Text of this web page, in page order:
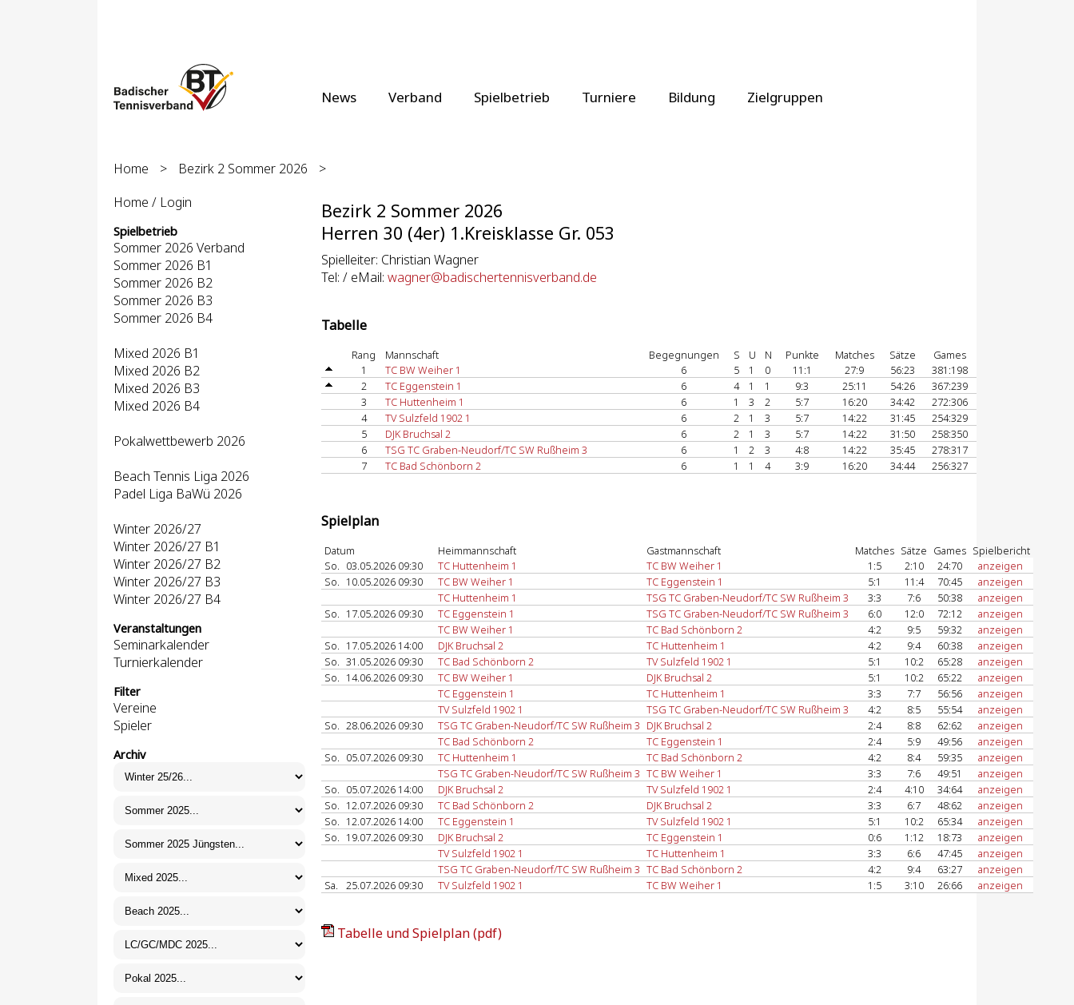
News Verband Spielbetrieb Turniere Bildung Zielgruppen
Home > Bezirk 2 Sommer 2026
>
Home / Login
Spielbetrieb
Sommer 2026 Verband
Sommer 2026 B1
Sommer 2026 B2
Sommer 2026 B3
Sommer 2026 B4
Mixed 2026 B1
Mixed 2026 B2
Mixed 2026 B3
Mixed 2026 B4
Pokalwettbewerb 2026
Beach Tennis Liga 2026
Padel Liga BaWü 2026
Winter 2026/27
Winter 2026/27 B1
Winter 2026/27 B2
Winter 2026/27 B3
Winter 2026/27 B4
Veranstaltungen
Seminarkalender
Turnierkalender
Filter
Vereine
Spieler
Archiv
Bezirk 2 Sommer 2026
Herren 30 (4er) 1.Kreisklasse Gr. 053
Spielleiter: Christian Wagner
Tel: / eMail: wagner@badischertennisverband.de
Tabelle
Rang Mannschaft Begegnungen S U N Punkte Matches Sätze
Games
1
TC BW Weiher 1 6 5 1 0 11:1 27:9 56:23
381:198
2
TC Eggenstein 1 6 4 1 1 9:3 25:11 54:26
367:239
3
TC Huttenheim 1 6 1 3 2 5:7 16:20 34:42
272:306
4
TV Sulzfeld 1902 1 6 2 1 3 5:7 14:22 31:45
254:329
5
DJK Bruchsal 2 6 2 1 3 5:7 14:22 31:50
258:350
6
TSG TC Graben-Neudorf/TC SW Rußheim 3 6 1 2 3 4:8 14:22 35:45
278:317
7
TC Bad Schönborn 2 6 1 1 4 3:9 16:20 34:44 256:327
Spielplan
Datum Heimmannschaft Gastmannschaft Matches Sätze Games Spielbericht
So. 03.05.2026 09:30 TC Huttenheim 1 TC BW Weiher 1 1:5 2:10 24:70
anzeigen
So. 10.05.2026 09:30 TC BW Weiher 1 TC Eggenstein 1 5:1 11:4 70:45
anzeigen
TC Huttenheim 1
TSG TC Graben-Neudorf/TC SW Rußheim 3 3:3 7:6 50:38
anzeigen
So. 17.05.2026 09:30 TC Eggenstein 1 TSG TC Graben-Neudorf/TC SW Rußheim 3 6:0 12:0 72:12
anzeigen
TC BW Weiher 1
TC Bad Schönborn 2 4:2 9:5 59:32
anzeigen
So. 17.05.2026 14:00 DJK Bruchsal 2 TC Huttenheim 1 4:2 9:4 60:38
anzeigen
So. 31.05.2026 09:30 TC Bad Schönborn 2 TV Sulzfeld 1902 1 5:1 10:2 65:28
anzeigen
So. 14.06.2026 09:30 TC BW Weiher 1 DJK Bruchsal 2 5:1 10:2 65:22
anzeigen
TC Eggenstein 1
TC Huttenheim 1 3:3 7:7 56:56
anzeigen
TV Sulzfeld 1902 1
TSG TC Graben-Neudorf/TC SW Rußheim 3 4:2 8:5 55:54
anzeigen
So. 28.06.2026 09:30 TSG TC Graben-Neudorf/TC SW Rußheim 3 DJK Bruchsal 2 2:4 8:8 62:62
anzeigen
TC Bad Schönborn 2
TC Eggenstein 1 2:4 5:9 49:56
anzeigen
So. 05.07.2026 09:30 TC Huttenheim 1 TC Bad Schönborn 2 4:2 8:4 59:35
anzeigen
TSG TC Graben-Neudorf/TC SW Rußheim 3 TC BW Weiher 1 3:3 7:6 49:51
anzeigen
So. 05.07.2026 14:00 DJK Bruchsal 2 TV Sulzfeld 1902 1 2:4 4:10 34:64
anzeigen
So. 12.07.2026 09:30 TC Bad Schönborn 2 DJK Bruchsal 2 3:3 6:7 48:62
anzeigen
So. 12.07.2026 14:00 TC Eggenstein 1 TV Sulzfeld 1902 1 5:1 10:2 65:34
anzeigen
So. 19.07.2026 09:30 DJK Bruchsal 2 TC Eggenstein 1 0:6 1:12 18:73
anzeigen
TV Sulzfeld 1902 1
TC Huttenheim 1 3:3 6:6 47:45
anzeigen
TSG TC Graben-Neudorf/TC SW Rußheim 3 TC Bad Schönborn 2 4:2 9:4 63:27
anzeigen
Sa.
25.07.2026 09:30 TV Sulzfeld 1902 1 TC BW Weiher 1 1:5 3:10 26:66 anzeigen
Tabelle und Spielplan (pdf)